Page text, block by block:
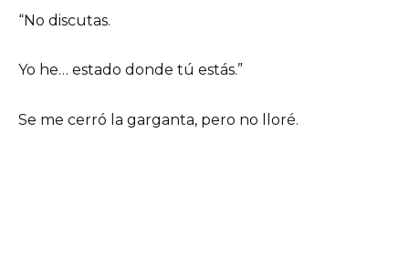
“No discutas.
Yo he… estado donde tú estás.”
Se me cerró la garganta, pero no lloré.